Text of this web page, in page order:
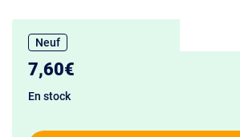
Neuf
7,60€
En stock